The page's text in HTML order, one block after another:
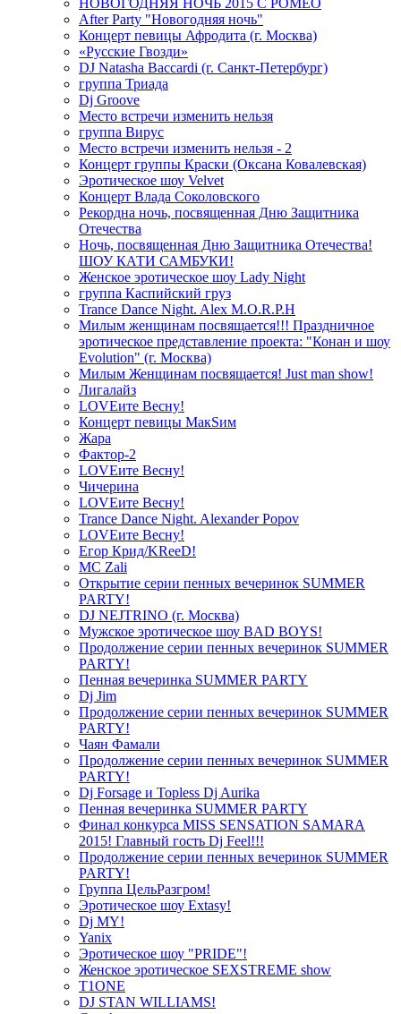
НОВОГОДНЯЯ НОЧЬ 2015 C РОМЕО
After Party "Новогодняя ночь"
Концерт певицы Афродита (г. Москва)
«Русские Гвозди»
DJ Natasha Baccardi (г. Санкт-Петербург)
группа Триада
Dj Groove
Место встречи изменить нельзя
группа Вирус
Место встречи изменить нельзя - 2
Концерт группы Краски (Оксана Ковалевская)
Эротическое шоу Velvet
Концерт Влада Соколовского
Рекордна ночь, посвященная Дню Защитника
Отечества
Ночь, посвященная Дню Защитника Отечества!
ШОУ КАТИ САМБУКИ!
Женское эротическое шоу Lady Night
группа Каспийский груз
Trance Dance Night. Alex M.O.R.P.H
Милым женщинам посвящается!!! Праздничное
эротическое представление проекта: "Конан и шоу
Evolution" (г. Москва)
Милым Женщинам посвящается! Just man show!
Лигалайз
LOVEите Весну!
Концерт певицы МакSим
Жара
Фактор-2
LOVEите Весну!
Чичерина
LOVEите Весну!
Trance Dance Night. Alexander Popov
LOVEите Весну!
Егор Крид/KReeD!
MC Zali
Открытие серии пенных вечеринок SUMMER
PARTY!
DJ NEJTRINO (г. Москва)
Мужское эротическое шоу BAD BOYS!
Продолжение серии пенных вечеринок SUMMER
PARTY!
Пенная вечеринка SUMMER PARTY
Dj Jim
Продолжение серии пенных вечеринок SUMMER
PARTY!
Чаян Фамали
Продолжение серии пенных вечеринок SUMMER
PARTY!
Dj Forsage и Topless Dj Aurika
Пенная вечеринка SUMMER PARTY
Финал конкурса MISS SENSATION SAMARA
2015! Главный гость Dj Feel!!!
Продолжение серии пенных вечеринок SUMMER
PARTY!
Группа ЦельРазгром!
Эротическое шоу Extasy!
Dj MY!
Yanix
Эротическое шоу "PRIDE"!
Женское эротическое SEXSTREME show
T1ONE
DJ STAN WILLIAMS!